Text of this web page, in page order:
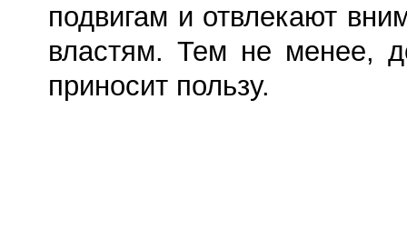
подвигам и отвлекают
властям. Тем не менее,
приносит пользу.